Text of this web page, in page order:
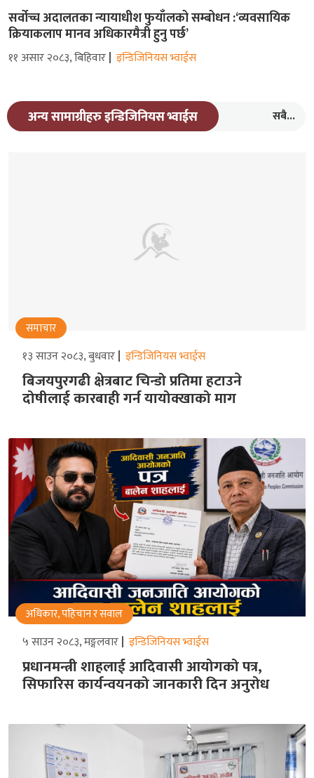
सर्वोच्च अदालतका न्यायाधीश फुयाँलको सम्बोधन :‘व्यवसायिक
क्रियाकलाप मानव अधिकारमैत्री हुनु पर्छ’
११ असार २०८३, बिहिवार इन्डिजिनियस भ्वाईस
अन्य सामाग्रीहरु इन्डिजिनियस भ्वाईस सबै...
समाचार
१३ साउन २०८३, बुधवार इन्डिजिनियस भ्वाईस
बिजयपुरगढी क्षेत्रबाट चिन्डो प्रतिमा हटाउने
दोषीलाई कारबाही गर्न यायोक्खाको माग
अधिकार, पहिचान र सवाल
५ साउन २०८३, मङ्गलवार इन्डिजिनियस भ्वाईस
प्रधानमन्त्री शाहलाई आदिवासी आयोगको पत्र,
सिफारिस कार्यन्वयनको जानकारी दिन अनुरोध